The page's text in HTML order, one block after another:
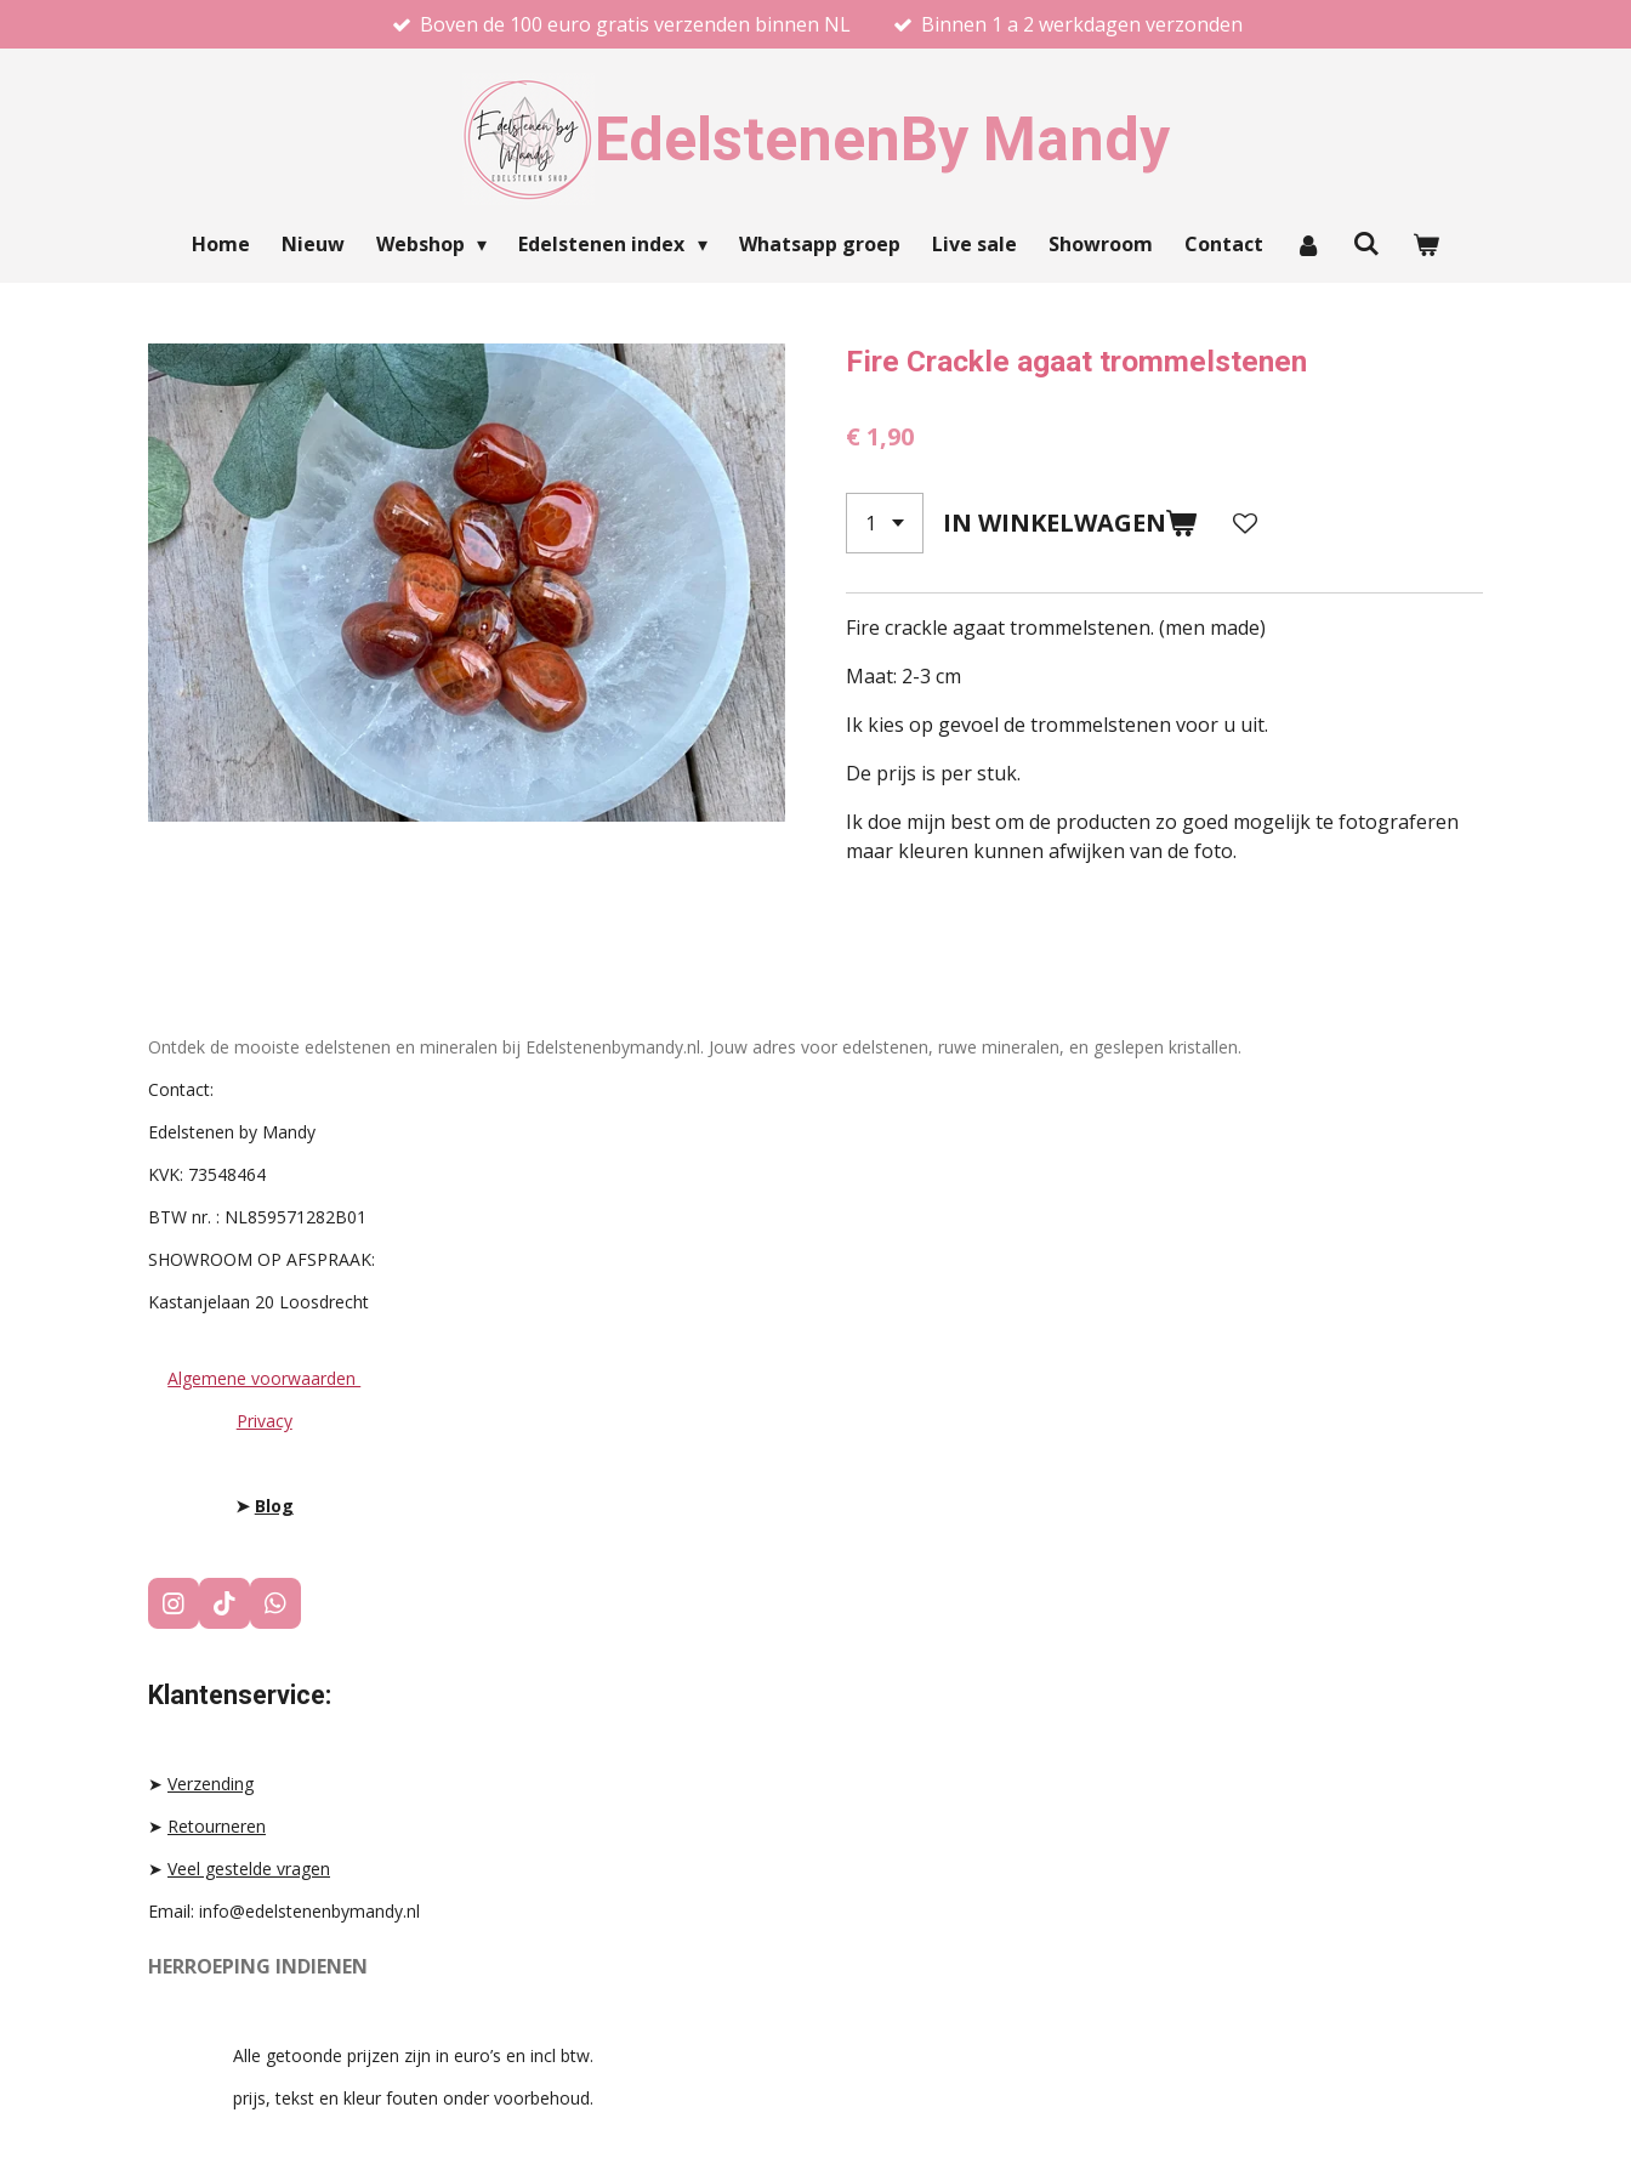
direct
Boven de 100 euro gratis verzenden binnen NL Binnen 1 a 2 werkdagen verzonden
EdelstenenBy Mandy
Home Nieuw Webshop Edelstenen index Whatsapp groep Live sale Showroom Contact
Fire Crackle agaat trommelstenen
€ 1,90
IN WINKELWAGEN
Fire crackle agaat trommelstenen. (men made)
Maat: 2-3 cm
Ik kies op gevoel de trommelstenen voor u uit.
De prijs is per stuk.
Ik doe mijn best om de producten zo goed mogelijk te fotograferen
maar kleuren kunnen afwijken van de foto.
Ontdek de mooiste edelstenen en mineralen bij Edelstenenbymandy.nl. Jouw adres voor edelstenen, ruwe mineralen, en geslepen kristallen.
Contact:
Edelstenen by Mandy
KVK: 73548464
BTW nr. : NL859571282B01
SHOWROOM OP AFSPRAAK:
Kastanjelaan 20 Loosdrecht
Algemene voorwaarden
Privacy
➤ Blog
I
N
A
A
M
T
I
O
W
H
S
Klantenservice:
➤ Verzending
➤ Retourneren
➤ Veel gestelde vragen
Email: info@edelstenenbymandy.nl
HERROEPING INDIENEN
Alle getoonde prijzen zijn in euro’s en incl btw.
prijs, tekst en kleur fouten onder voorbehoud.